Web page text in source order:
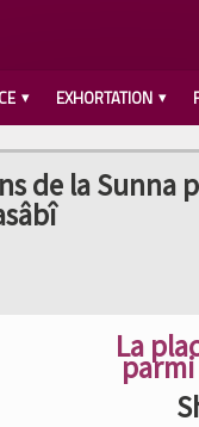
EXHORTATION
de la
La
parmi